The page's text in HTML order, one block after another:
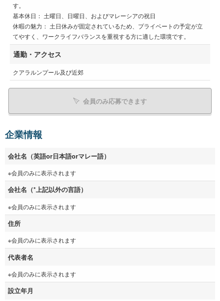
す。
基本休日： 土曜日、日曜日、およびマレーシアの祝日
休暇の魅力： 土日休みが固定されているため、プライベートの予定が立
てやすく、ワークライフバランスを重視する方に適した環境です。
通勤・アクセス
クアラルンプール及び近郊
会員のみ応募できます
企業情報
会社名（英語or日本語orマレー語）
※会員のみに表示されます
会社名（*上記以外の言語）
※会員のみに表示されます
住所
※会員のみに表示されます
代表者名
※会員のみに表示されます
設立年月